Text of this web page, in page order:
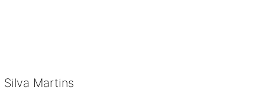
Martins